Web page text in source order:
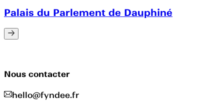
Palais du Parlement de Dauphiné
Nous contacter
hello@fyndee.fr